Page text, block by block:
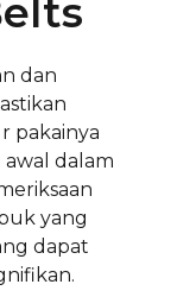
dan
pakainya
dalam
yang
dapat